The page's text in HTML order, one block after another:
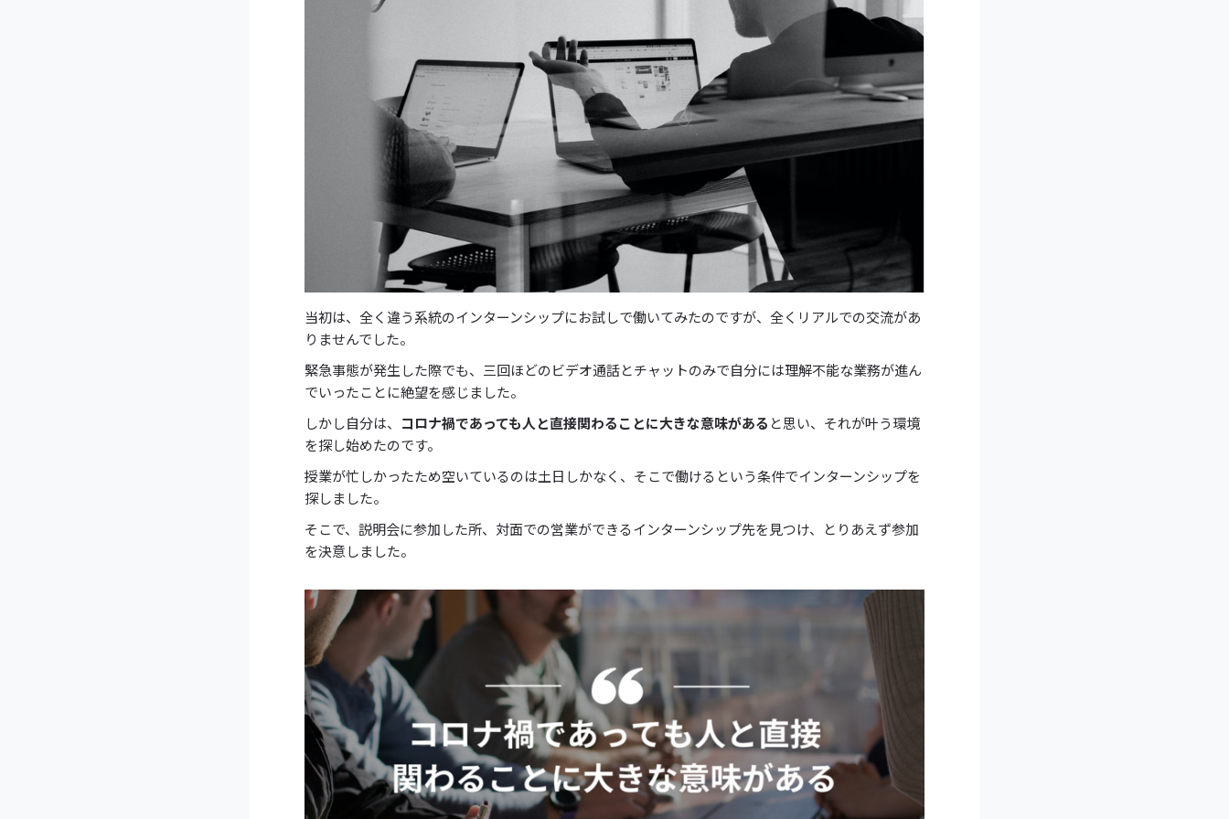
当初は、全く違う系統のインターンシップにお試しで働いてみたのですが、全くリアルでの交流があ
りませんでした。
緊急事態が発生した際でも、三回ほどのビデオ通話とチャットのみで自分には理解不能な業務が進ん
でいったことに絶望を感じました。
しかし自分は、 コロナ禍であっても人と直接関わることに大きな意味がある と思い、それが叶う環境
を探し始めたのです。
授業が忙しかったため空いているのは土日しかなく、そこで働けるという条件でインターンシップを
探しました。
そこで、説明会に参加した所、対面での営業ができるインターンシップ先を見つけ、とりあえず参加
を決意しました。